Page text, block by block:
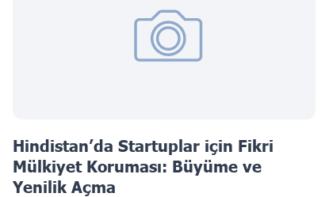
Hindistan’da Startuplar için Fikri
Mülkiyet Koruması: Büyüme ve
Yenilik Açma